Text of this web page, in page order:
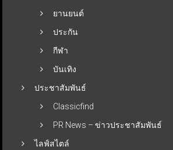
ยานยนต์
ประกัน
กีฬา
บันเทิง
ประชาสัมพันธ์
Classicfind
PR News – ข่าวประชาสัมพันธ์
ไลฟ์สไตล์